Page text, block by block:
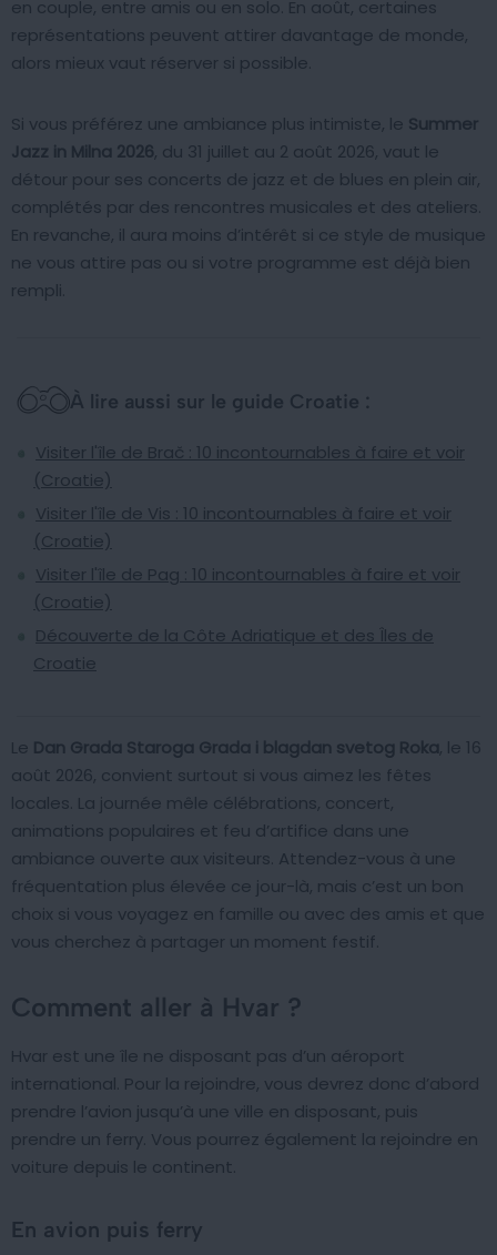
en couple, entre amis ou en solo. En août, certaines
représentations peuvent attirer davantage de monde,
alors mieux vaut réserver si possible.
Si vous préférez une ambiance plus intimiste, le Summer
Jazz in Milna 2026, du 31 juillet au 2 août 2026, vaut le
détour pour ses concerts de jazz et de blues en plein air,
complétés par des rencontres musicales et des ateliers.
En revanche, il aura moins d’intérêt si ce style de musique
ne vous attire pas ou si votre programme est déjà bien
rempli.
À lire aussi sur le guide Croatie :
Visiter l'île de Brač : 10 incontournables à faire et voir
(Croatie)
Visiter l'île de Vis : 10 incontournables à faire et voir
(Croatie)
Visiter l'île de Pag : 10 incontournables à faire et voir
(Croatie)
Découverte de la Côte Adriatique et des Îles de
Croatie
Le Dan Grada Staroga Grada i blagdan svetog Roka, le 16
août 2026, convient surtout si vous aimez les fêtes
locales. La journée mêle célébrations, concert,
animations populaires et feu d’artifice dans une
ambiance ouverte aux visiteurs. Attendez-vous à une
fréquentation plus élevée ce jour-là, mais c’est un bon
choix si vous voyagez en famille ou avec des amis et que
vous cherchez à partager un moment festif.
Comment aller à Hvar ?
Hvar est une île ne disposant pas d’un aéroport
international. Pour la rejoindre, vous devrez donc d’abord
prendre l’avion jusqu’à une ville en disposant, puis
prendre un ferry. Vous pourrez également la rejoindre en
voiture depuis le continent.
En avion puis ferry